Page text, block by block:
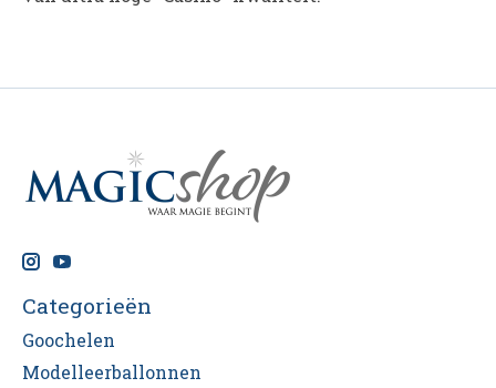
Categorieën
Goochelen
Modelleerballonnen